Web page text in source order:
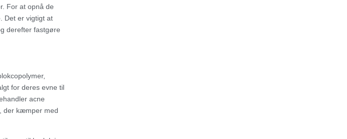
For at opnå de
Det er vigtigt at
derefter fastgøre
for deres evne til
acne
der kæmper med